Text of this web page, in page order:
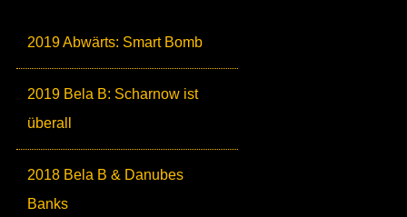
2019 Abwärts: Smart Bomb
2019 Bela B: Scharnow ist
überall
2018 Bela B & Danubes
Banks